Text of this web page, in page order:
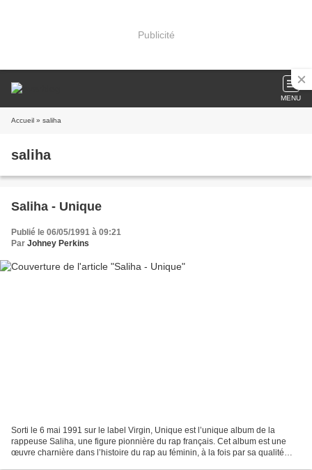
Publicité
MENU
Accueil » saliha
saliha
Saliha - Unique
Publié le 06/05/1991 à 09:21
Par Johney Perkins
Sorti le 6 mai 1991 sur le label Virgin, Unique est l’unique album de la
rappeuse Saliha, une figure pionnière du rap français. Cet album est une
œuvre charnière dans l’histoire du rap au féminin, à la fois par sa qualité